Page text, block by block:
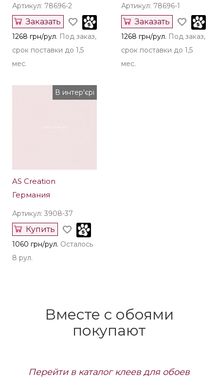
Артикул: 78696-2
Заказать
1268 грн/рул. Под заказ,
срок поставки до 1,5
мес.
Артикул: 78696-1
Заказать
1268 грн/рул. Под заказ,
срок поставки до 1,5
мес.
В интер'єрі
AS Creation
Германия
Артикул: 3908-37
Купить
1060 грн/рул. Осталось
8 рул.
Вместе с обоями
покупают
Перейти в каталог клеев для обоев